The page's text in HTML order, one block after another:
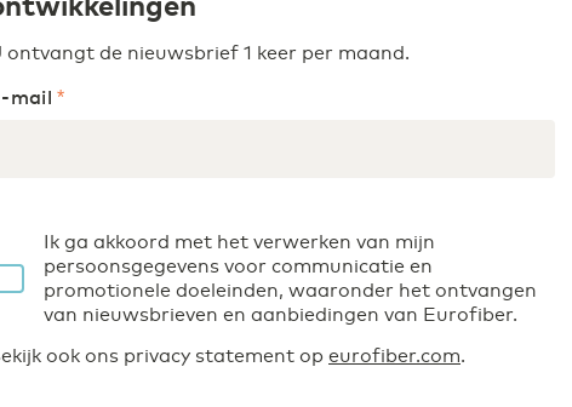
ontvangt de nieuwsbrief 1 keer per maand.